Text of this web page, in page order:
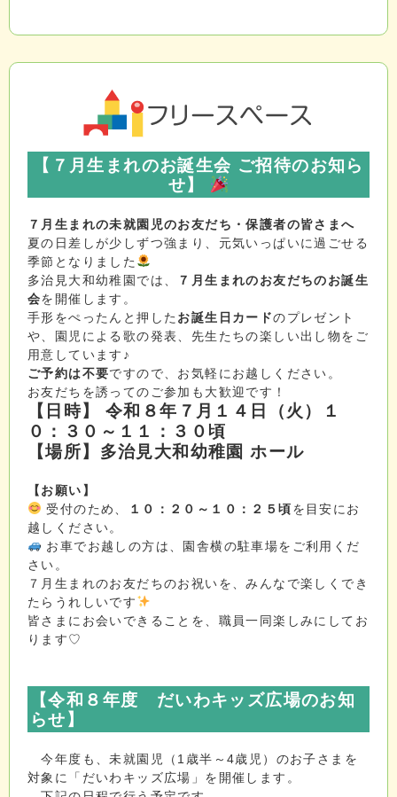
【７月生まれのお誕生会 ご招待のお知ら
せ】
７月生まれの未就園児のお友だち・保護者の皆さまへ
夏の日差しが少しずつ強まり、元気いっぱいに過ごせる
季節となりました
多治見大和幼稚園では、
７月生まれのお友だちのお誕生
会を開催します。
手形をぺったんと押した お誕生日カードのプレゼント
や、園児による歌の発表、先生たちの楽しい出し物をご
用意しています♪
ご予約は不要ですので、お気軽にお越しください。
お友だちを誘ってのご参加も大歓迎です！
【日時】 令和８年７月１４日（火）
１
０：３０～１１：３０頃
【場所】 多治見大和幼稚園 ホール
【お願い】
受付のため、
１０：２０～１０：２５頃を目安にお
越しください。
お車でお越しの方は、園舎横の駐車場をご利用くだ
さい。
７月生まれのお友だちのお祝いを、みんなで楽しくでき
たらうれしいです
皆さまにお会いできることを、職員一同楽しみにしてお
ります♡
【令和８年度 だいわキッズ広場のお知
らせ 】
今年度も、未就園児（1歳半～4歳児）のお子さまを
対象に「だいわキッズ広場」を開催します。